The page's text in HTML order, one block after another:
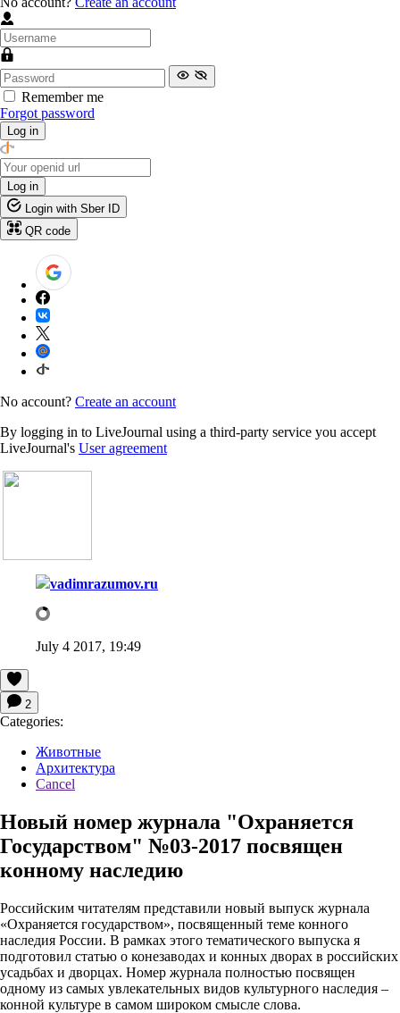
Remember me
Forgot password
Log in
Log in
Login with Sber ID
QR code
No account? Create an account
By logging in to LiveJournal using a third-party service you accept
LiveJournal's User agreement
vadimrazumov.ru
July 4 2017, 19:49
2
Categories:
Животные
Архитектура
Cancel
Новый номер журнала "Охраняется
Государством" №03-2017 посвящен
конному наследию
Российским читателям представили новый выпуск журнала
«Охраняется государством», посвященный теме конного
наследия России. В рамках этого тематического выпуска я
подготовил статью о конезаводах и конных дворах в российских
усадьбах и дворцах. Номер журнала полностью посвящен
одному из самых увлекательных видов культурного наследия –
конной культуре в самом широком смысле слова.